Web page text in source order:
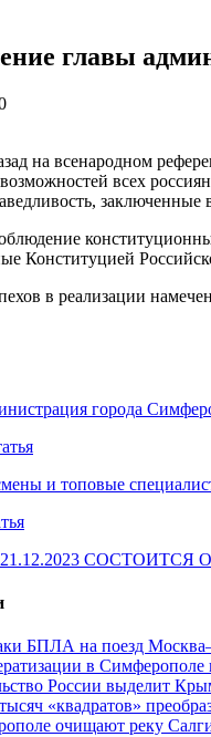
«квадратов»
главы
на всенародном
всех
Конституцией
в реализации
города
и топовые
БПЛА на поезд
в
России выделит
«квадратов»
очищают реку